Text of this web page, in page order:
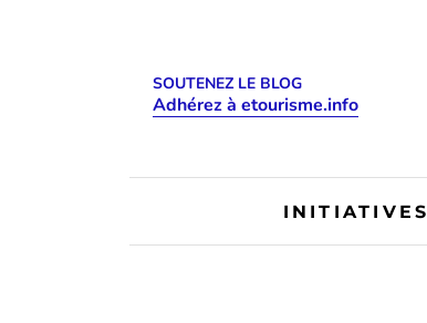
SOUTENEZ LE BLOG
Adhérez à etourisme.info
INITIATIVES